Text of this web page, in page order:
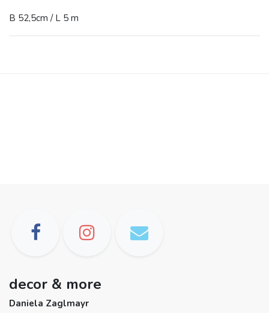
B 52,5cm / L 5 m
decor & more
Daniela Zaglmayr